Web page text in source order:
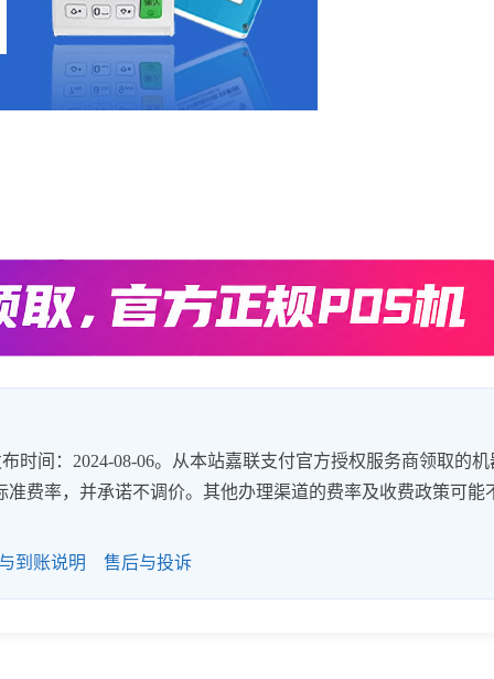
时间：2024-08-06。从本站嘉联支付官方授权服务商领取的机
准费率，并承诺不调价。其他办理渠道的费率及收费政策可能
到账说明 售后与投诉